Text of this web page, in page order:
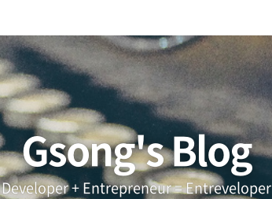
Gsong's Blog
Developer + Entrepreneur = Entreveloper